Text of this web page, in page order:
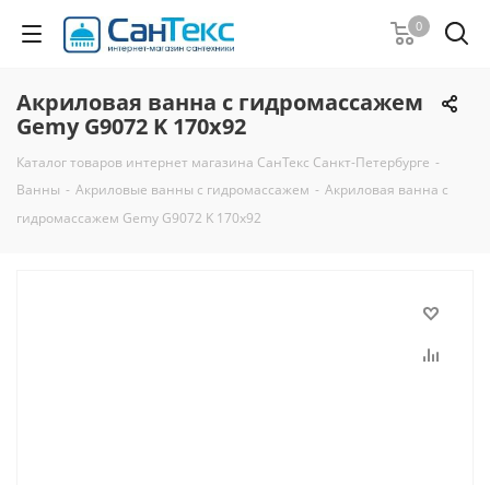
0
Акриловая ванна с гидромассажем
Gemy G9072 K 170х92
Каталог товаров интернет магазина СанТекс Санкт-Петербурге -
Ванны - Акриловые ванны с гидромассажем - Акриловая ванна с
гидромассажем Gemy G9072 K 170х92